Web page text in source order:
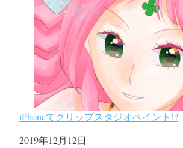
iPhoneでクリップスタジオペイント!?
日付
2019年12月12日